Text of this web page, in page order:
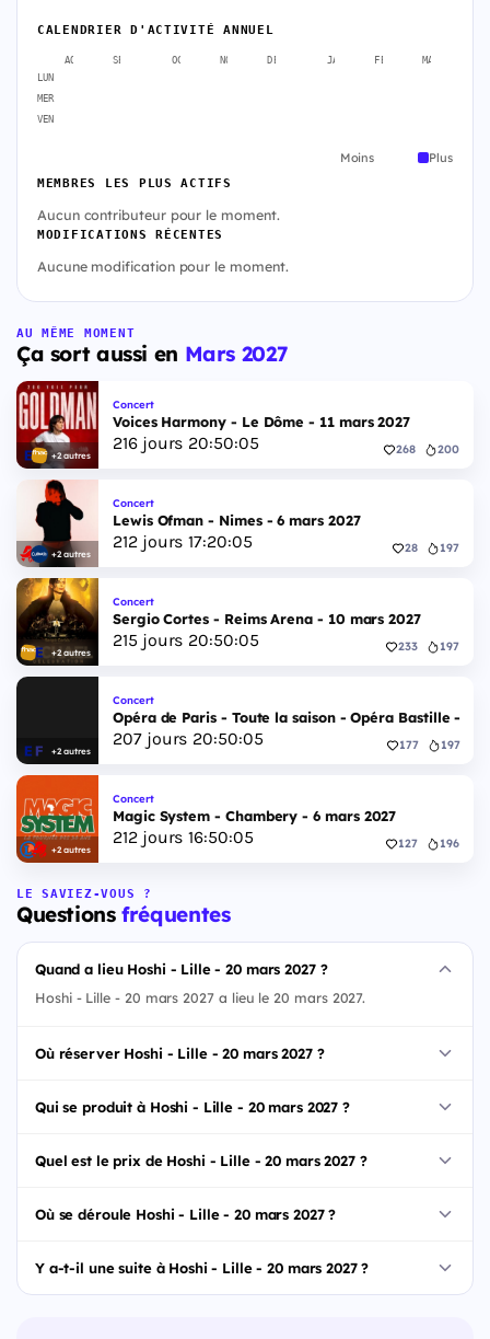
CALENDRIER D'ACTIVITÉ ANNUEL
AOÛT SEPT. OCT. NOV. DÉC. JANV. FÉVR. MARS
LUN
MER
VEN
Moins Plus
MEMBRES LES PLUS ACTIFS
Aucun contributeur pour le moment.
MODIFICATIONS RÉCENTES
Aucune modification pour le moment.
AU MÊME MOMENT
Ça sort aussi en Mars 2027
+2 autres
Concert
Voices Harmony - Le Dôme - 11 mars 2027
216jours 20:50:04 268 200
+2 autres
Concert
Lewis Ofman - Nimes - 6 mars 2027
212jours 17:20:04 28 197
+2 autres
Concert
Sergio Cortes - Reims Arena - 10 mars 2027
215 jours 20:50:04 233 197
+2 autres
Concert
Opéra de Paris - Toute la saison - Opéra Bastille - 2
207jours 20:50:04 177 197
+2 autres
Concert
Magic System - Chambery - 6 mars 2027
212jours 16:50:04 127 196
LE SAVIEZ-VOUS ?
Questionsfréquentes
Quand a lieu Hoshi - Lille - 20 mars 2027 ?
Hoshi - Lille - 20 mars 2027 a lieu le 20 mars 2027.
Où réserver Hoshi - Lille - 20 mars 2027 ?
Qui se produit à Hoshi - Lille - 20 mars 2027 ?
Quel est le prix de Hoshi - Lille - 20 mars 2027 ?
Où se déroule Hoshi - Lille - 20 mars 2027 ?
Y a-t-il une suite à Hoshi - Lille - 20 mars 2027 ?